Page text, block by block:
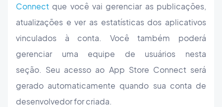
Connect que você vai gerenciar as publicações,
atualizações e ver as estatísticas dos aplicativos
vinculados à conta. Você também poderá
gerenciar uma equipe de usuários nesta
seção. Seu acesso ao App Store Connect será
gerado automaticamente quando sua conta de
desenvolvedor for criada.